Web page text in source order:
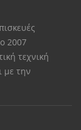
2007
τεχνική
με την